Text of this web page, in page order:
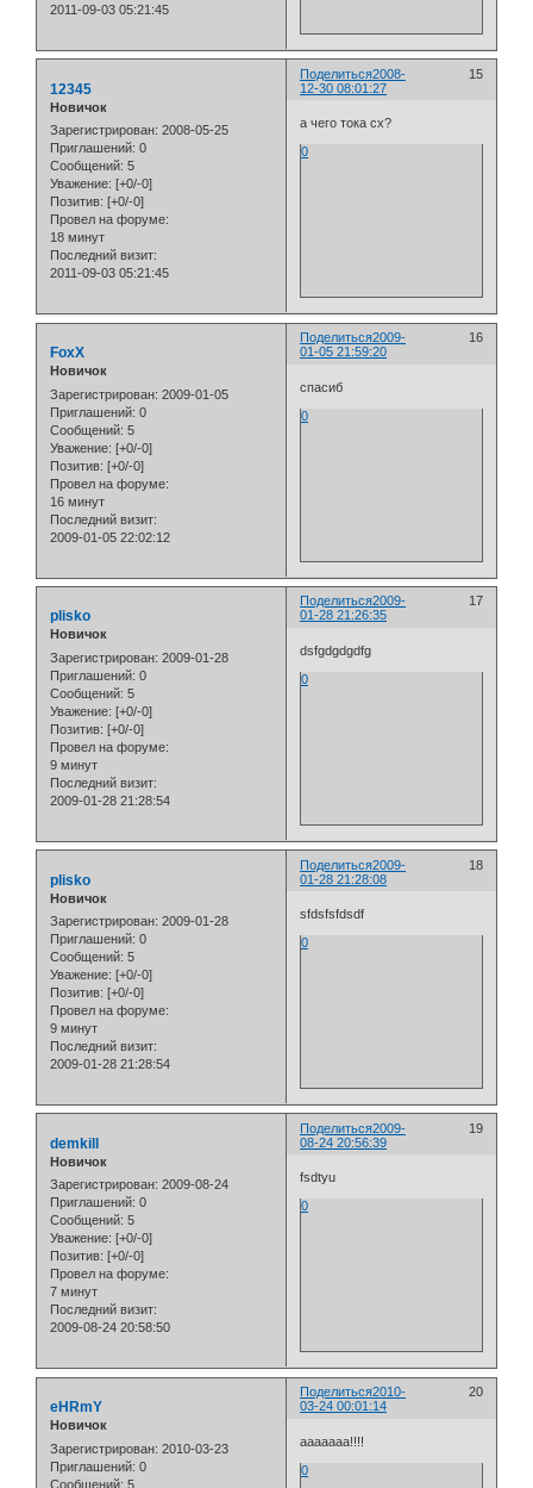
2011-09-03 05:21:45
Поделиться 15
2008-
12-30 08:01:27
12345
Новичок
Зарегистрирован: 2008-05-25
Приглашений: 0
Сообщений: 5
Уважение: [+0/-0]
Позитив: [+0/-0]
Провел на форуме:
18 минут
Последний визит:
2011-09-03 05:21:45
а чего тока сх?
0
Поделиться 16
2009-
01-05 21:59:20
FoxX
Новичок
Зарегистрирован: 2009-01-05
Приглашений: 0
Сообщений: 5
Уважение: [+0/-0]
Позитив: [+0/-0]
Провел на форуме:
16 минут
Последний визит:
2009-01-05 22:02:12
спасиб
0
Поделиться 17
2009-
01-28 21:26:35
plisko
Новичок
Зарегистрирован: 2009-01-28
Приглашений: 0
Сообщений: 5
Уважение: [+0/-0]
Позитив: [+0/-0]
Провел на форуме:
9 минут
Последний визит:
2009-01-28 21:28:54
dsfgdgdgdfg
0
Поделиться 18
2009-
01-28 21:28:08
plisko
Новичок
Зарегистрирован: 2009-01-28
Приглашений: 0
Сообщений: 5
Уважение: [+0/-0]
Позитив: [+0/-0]
Провел на форуме:
9 минут
Последний визит:
2009-01-28 21:28:54
sfdsfsfdsdf
0
Поделиться 19
2009-
08-24 20:56:39
demkill
Новичок
Зарегистрирован: 2009-08-24
Приглашений: 0
Сообщений: 5
Уважение: [+0/-0]
Позитив: [+0/-0]
Провел на форуме:
7 минут
Последний визит:
2009-08-24 20:58:50
fsdtyu
0
Поделиться 20
2010-
03-24 00:01:14
eHRmY
Новичок
Зарегистрирован: 2010-03-23
Приглашений: 0
Сообщений: 5
ааааааа!!!!
0